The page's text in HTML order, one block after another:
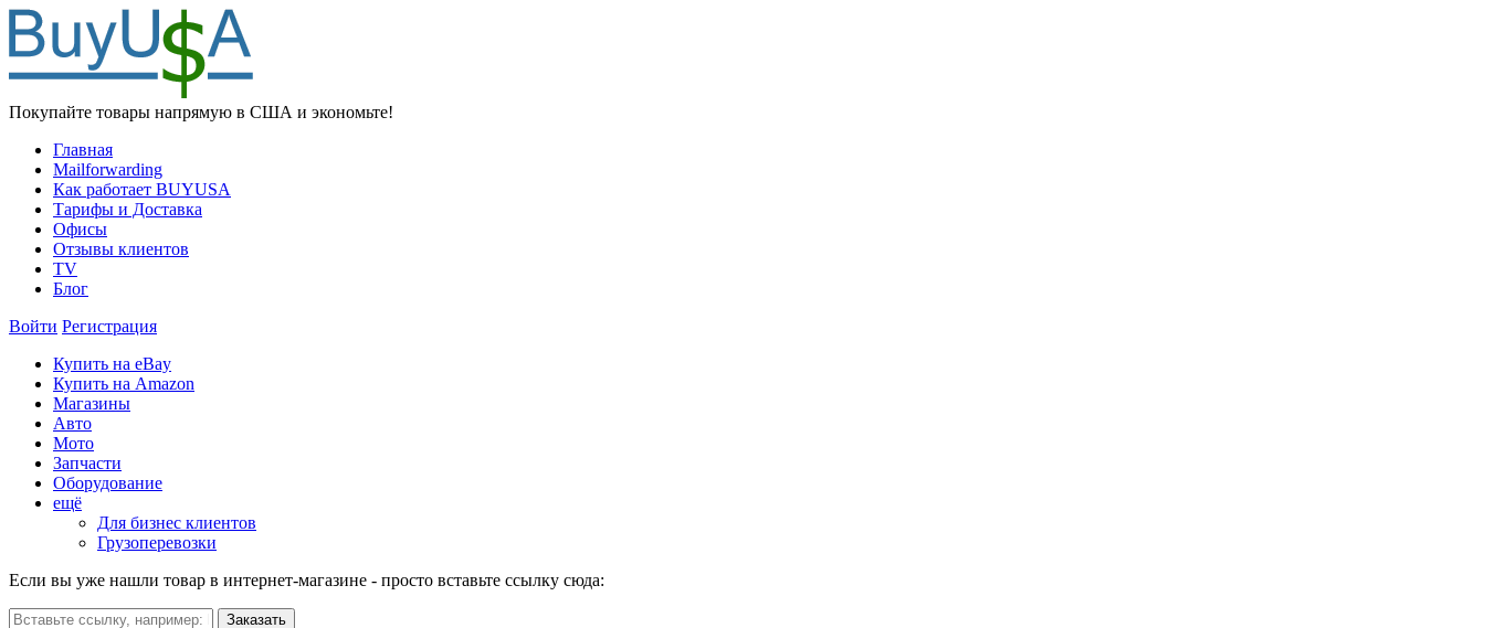
Покупайте товары напрямую в США и экономьте!
Главная
Mailforwarding
Как работает BUYUSA
Тарифы и Доставка
Офисы
Отзывы клиентов
TV
Блог
Войти Регистрация
Купить на eBay
Купить на Amazon
Магазины
Авто
Мото
Запчасти
Оборудование
ещё
Для бизнес клиентов
Грузоперевозки
Если вы уже нашли товар в интернет-магазине - просто вставьте ссылку сюда: